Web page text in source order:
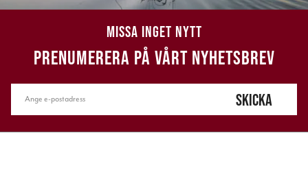
MISSA INGET NYTT
PRENUMERERA PÅ VÅRT NYHETSBREV
SKICKA